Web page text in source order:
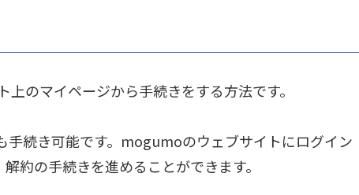
のマイページから手続きをする方法です。
手続き可能です。mogumoのウェブサイトにログイン
約の手続きを進めることができます。